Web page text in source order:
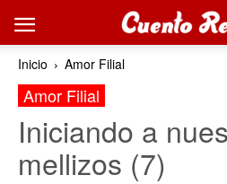
Inicio Amor Filial
Amor Filial
Iniciando a
mellizos (7)